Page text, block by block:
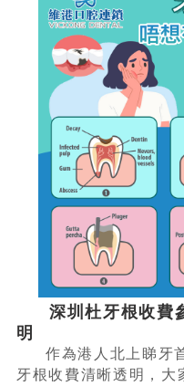
深圳杜牙根收費
明
作為港人北上睇牙
牙根收費清晰透明，大